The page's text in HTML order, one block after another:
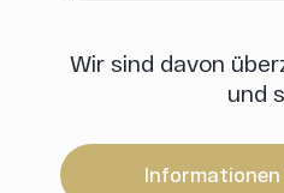
Wir sind davon
und